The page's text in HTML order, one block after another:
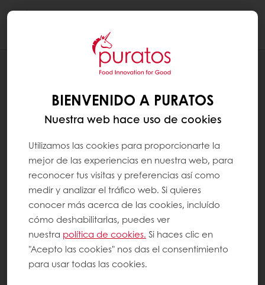
BIENVENIDO A PURATOS
Nuestra web hace uso de cookies
Utilizamos las cookies para proporcionarte la
mejor de las experiencias en nuestra web, para
reconocer tus visitas y preferencias así como
medir y analizar el tráfico web. Si quieres
conocer más acerca de las cookies, incluído
cómo deshabilitarlas, puedes ver
nuestra política de cookies. Si haces clic en
"Acepto las cookies" nos das el consentimiento
para usar todas las cookies.